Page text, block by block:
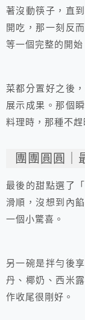
著沒動筷子，直
開吃，那一刻反
等一個完整的開始
菜都分置好之後
展示成果。那個
料理時，那種不趕
團團圓圓｜
最後的甜點選了
滑順，沒想到內
一個小驚喜。
另一碗是拌勻後
丹、椰奶、西米
作收尾很剛好。